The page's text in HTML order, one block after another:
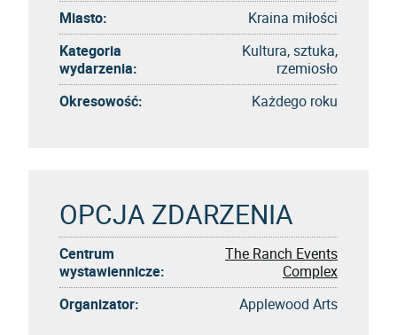
Miasto:
Kraina miłości
Kategoria
wydarzenia:
Kultura, sztuka,
rzemiosło
Okresowość:
Każdego roku
OPCJA ZDARZENIA
Centrum
wystawiennicze:
The Ranch Events
Complex
Organizator:
Applewood Arts